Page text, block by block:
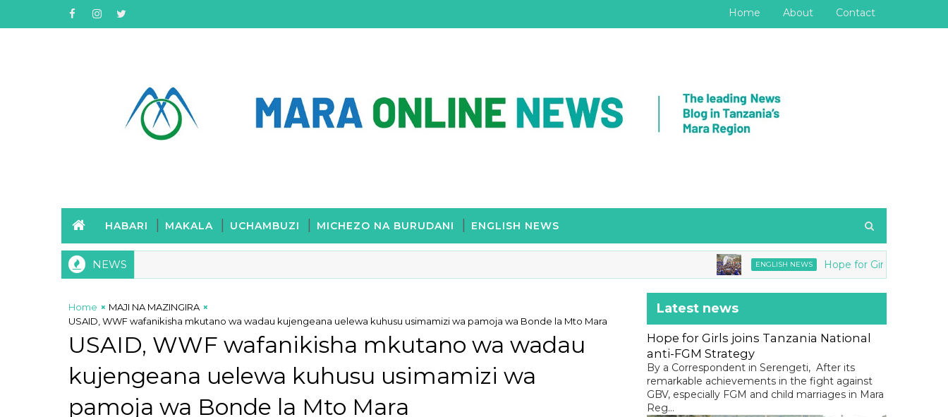
Home About Contact
HABARI MAKALA UCHAMBUZI MICHEZO NA BURUDANI ENGLISH NEWS
NEWS ENGLISH NEWS Hope for Girls joins Tanzania
Home
MAJI NA MAZINGIRA
USAID, WWF wafanikisha mkutano wa wadau kujengeana uelewa kuhusu usimamizi wa pamoja wa Bonde la Mto Mara
USAID, WWF wafanikisha mkutano wa wadau
kujengeana uelewa kuhusu usimamizi wa
pamoja wa Bonde la Mto Mara
Latest news
Hope for Girls joins Tanzania National
anti-FGM Strategy
By a Correspondent in Serengeti, After its
remarkable achievements in the fight against
GBV, especially FGM and child marriages in Mara
Reg...